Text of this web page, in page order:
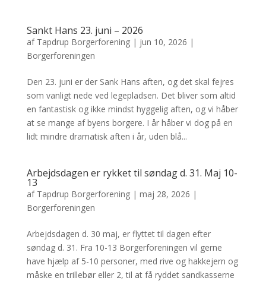
Sankt Hans 23. juni – 2026
af Tapdrup Borgerforening| jun 10, 2026 |
Borgerforeningen
Den 23. juni er der Sank Hans aften, og det skal fejres
som vanligt nede ved legepladsen. Det bliver som altid
en fantastisk og ikke mindst hyggelig aften, og vi håber
at se mange af byens borgere. I år håber vi dog på en
lidt mindre dramatisk aften i år, uden blå...
Arbejdsdagen er rykket til søndag d. 31. Maj 10-
13
af Tapdrup Borgerforening| maj 28, 2026 |
Borgerforeningen
Arbejdsdagen d. 30 maj, er flyttet til dagen efter
søndag d. 31. Fra 10-13 Borgerforeningen vil gerne
have hjælp af 5-10 personer, med rive og hakkejern og
måske en trillebør eller 2, til at få ryddet sandkasserne